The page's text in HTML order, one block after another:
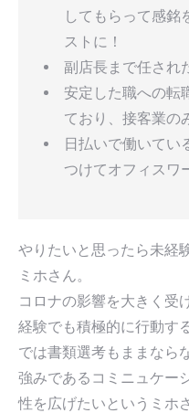
してもらって感銘
ストに！
副店長まで任され
安定した職への転
ており、接客業の
日払いで働いてい
つけてオフィスワ
やりたいと思ったら未経
ミホさん。
コロナの影響を大きく受
経験でも積極的に行動す
では書類選考もままなら
強みであるコミニュケー
性を広げたいというミホ